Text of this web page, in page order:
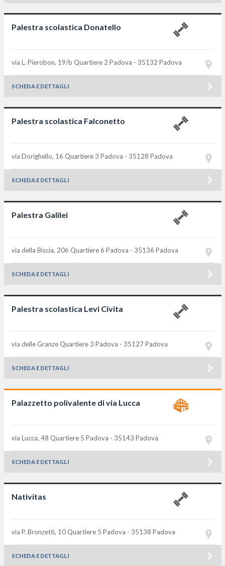
Palestra scolastica Donatello
via L. Pierobon, 19/b Quartiere 2 Padova - 35132 Padova
SCHEDA E DETTAGLI
Palestra scolastica Falconetto
via Dorighello, 16 Quartiere 3 Padova - 35128 Padova
SCHEDA E DETTAGLI
Palestra Galilei
via della Biscia, 206 Quartiere 6 Padova - 35136 Padova
SCHEDA E DETTAGLI
Palestra scolastica Levi Civita
via delle Granze Quartiere 3 Padova - 35127 Padova
SCHEDA E DETTAGLI
Palazzetto polivalente di via Lucca
via Lucca, 48 Quartiere 5 Padova - 35143 Padova
SCHEDA E DETTAGLI
Nativitas
via P. Bronzetti, 10 Quartiere 5 Padova - 35138 Padova
SCHEDA E DETTAGLI